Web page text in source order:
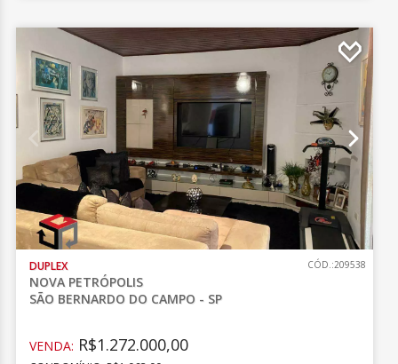
DUPLEX
NOVA PETRÓPOLIS
SÃO BERNARDO DO CAMPO - SP
CÓD.:209538
VENDA: R$1.272.000,00